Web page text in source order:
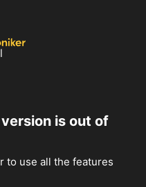
is out of
to use all the features